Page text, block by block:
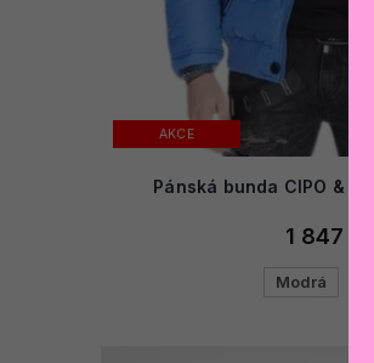
AKCE
Pánská bunda CIPO &
1 847 Kč
Modrá